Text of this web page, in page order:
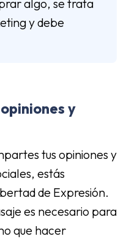
algo, se trata
y debe
y
tus opiniones y
estás
de Expresión.
es necesario para
que hacer